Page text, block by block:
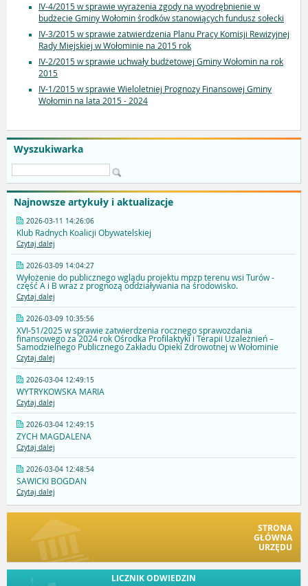
Wyszukiwarka
Najnowsze artykuły i aktualizacje
2026-03-11 14:26:06
Klub Radnych Koalicji Obywatelskiej
Czytaj dalej
2026-03-09 14:04:27
Wyłożenie do publicznego wglądu projektu mpzp terenu wsi Turów -
część A i B wraz z prognozą oddziaływania na środowisko.
Czytaj dalej
2026-03-09 10:35:56
XVI-51/2025 w sprawie zatwierdzenia rocznego sprawozdania
finansowego za 2024 rok Ośrodka Profilaktyki i Terapii Uzależnień –
Samodzielnego Publicznego Zakładu Opieki Zdrowotnej w Wołominie
Czytaj dalej
2026-03-04 12:49:15
WYTRYKOWSKA MARIA
Czytaj dalej
2026-03-04 12:49:15
ZYCH MAGDALENA
Czytaj dalej
2026-03-04 12:48:54
SAWICKI BOGDAN
Czytaj dalej
STRONA
GŁÓWNA
URZĘDU
LICZNIK ODWIEDZIN
IV-4/2015 w sprawie wyrażenia zgody na wyodrębnienie w
budżecie Gminy Wołomin środków stanowiących fundusz sołecki
IV-3/2015 w sprawie zatwierdzenia Planu Pracy Komisji Rewizyjnej
Rady Miejskiej w Wołominie na 2015 rok
IV-2/2015 w sprawie uchwały budżetowej Gminy Wołomin na rok
2015
IV-1/2015 w sprawie Wieloletniej Prognozy Finansowej Gminy
Wołomin na lata 2015 - 2024